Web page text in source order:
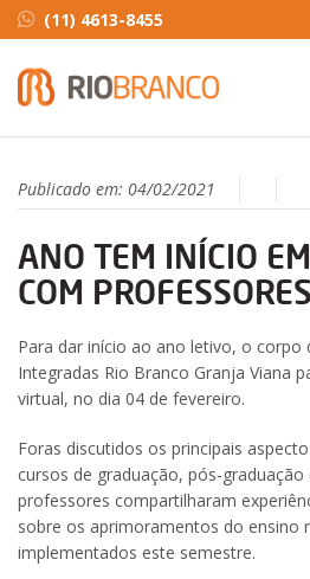
(11) 4613-8455
Publicado em: 04/02/2021
ANO TEM INÍCIO
COM PROFESSORES
Para dar início ao ano letivo, o corpo
Integradas Rio Branco Granja Viana
virtual, no dia 04 de fevereiro.
Foras discutidos os principais
cursos de graduação, pós-
professores compartilharam
sobre os aprimoramentos do ensino
implementados este semestre.